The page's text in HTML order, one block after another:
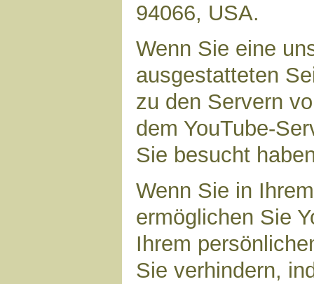
94066, USA.
Wenn Sie eine
ausgestatteten
zu den Servern
dem YouTube-
Sie besucht
Wenn Sie in
ermöglichen Sie
Ihrem
Sie verhindern,